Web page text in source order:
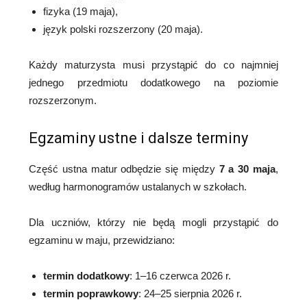
fizyka (19 maja),
język polski rozszerzony (20 maja).
Każdy maturzysta musi przystąpić do co najmniej
jednego przedmiotu dodatkowego na poziomie
rozszerzonym.
Egzaminy ustne i dalsze terminy
Część ustna matur odbędzie się między 7 a 30 maja,
według harmonogramów ustalanych w szkołach.
Dla uczniów, którzy nie będą mogli przystąpić do
egzaminu w maju, przewidziano:
termin dodatkowy: 1–16 czerwca 2026 r.
termin poprawkowy: 24–25 sierpnia 2026 r.